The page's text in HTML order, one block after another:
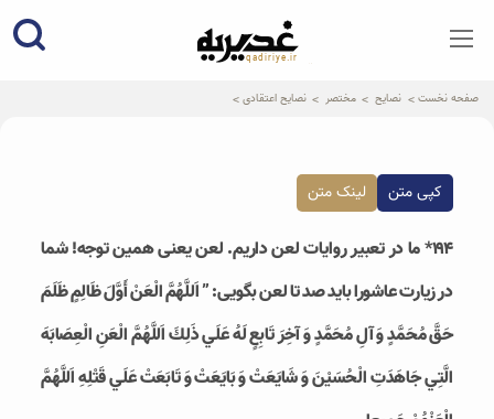
qadiriye.ir
نشریه ی غدیریه-بیانات استاد
صفحه نخست نصایح مختصر نصایح اعتقادی
کپی متن لینک متن
۱۹۴* ما در تعبیر روایات لعن داریم. لعن یعنی همین توجه! شما
در زیارت عاشورا باید صد تا لعن بگویی: ” اَللَّهُمَّ الْعَنْ أَوَّلَ ظَالِمٍ ظَلَمَ
حَقَّ مُحَمَّدٍ وَ آلِ مُحَمَّدٍ وَ آخِرَ تَابِعٍ لَهُ عَلَي ذَلِكَ اَللَّهُمَّ الْعَنِ الْعِصَابَهَ
الَّتِي جَاهَدَتِ الْحُسَيْنَ وَ شَايَعَتْ وَ بَايَعَتْ وَ تَابَعَتْ عَلَي قَتْلِهِ اَللَّهُمَّ